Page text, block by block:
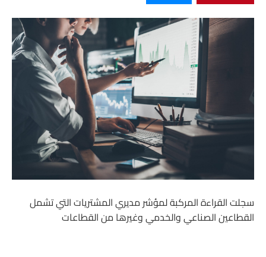
سجلت القراءة المركبة لمؤشر مديري المشتريات التي تشمل
القطاعين الصناعي والخدمي وغيرها من القطاعات